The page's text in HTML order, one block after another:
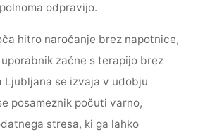
odpravijo.
hitro naročanje brez napotnice,
začne s terapijo brez
Ljubljana se izvaja v udobju
posameznik počuti varno,
stresa, ki ga lahko